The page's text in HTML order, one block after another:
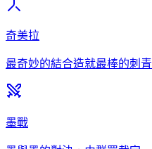
奇美拉
最奇妙的結合造就最棒的刺青
墨戰